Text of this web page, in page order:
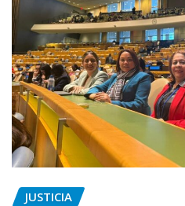
JUSTICIA